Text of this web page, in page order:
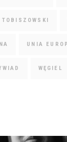
TOBISZOWSKI
UNIA
WĘGIEL